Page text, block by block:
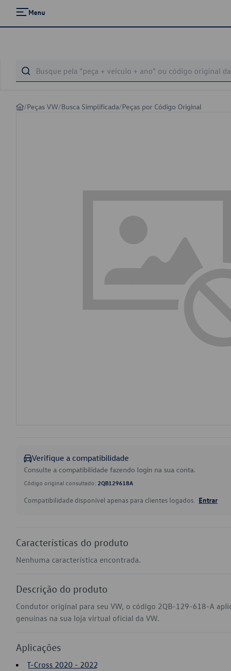
Menu
/Peças VW/Busca Simplificada/Peças por Código Original
Verifique a compatibilidade
Consulte a compatibilidade fazendo login na sua conta.
Código original consultado: 2QB129618A
Compatibilidade disponível apenas para clientes logados. Entrar
Características do produto
Nenhuma característica encontrada.
Descrição do produto
Condutor original para seu VW, o código 2QB-129-618-A
genuínas na sua loja virtual oficial da VW.
Aplicações
T-Cross 2020 - 2022